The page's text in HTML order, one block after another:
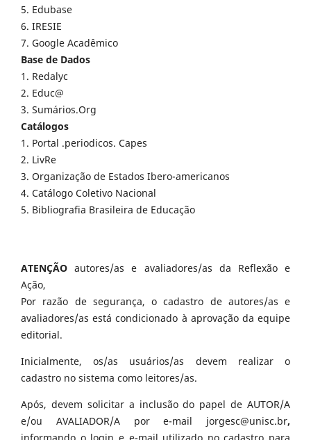
5. Edubase
6. IRESIE
7. Google Acadêmico
Base de Dados
1. Redalyc
2. Educ@
3. Sumários.Org
Catálogos
1. Portal .periodicos. Capes
2. LivRe
3. Organização de Estados Ibero-americanos
4. Catálogo Coletivo Nacional
5. Bibliografia Brasileira de Educação
ATENÇÃO autores/as e avaliadores/as da Reflexão e
Ação,
Por razão de segurança, o cadastro de autores/as e
avaliadores/as está condicionado à aprovação da equipe
editorial.
Inicialmente, os/as usuários/as devem realizar o
cadastro no sistema como leitores/as.
Após, devem solicitar a inclusão do papel de AUTOR/A
e/ou AVALIADOR/A por e-mail jorgesc@unisc.br,